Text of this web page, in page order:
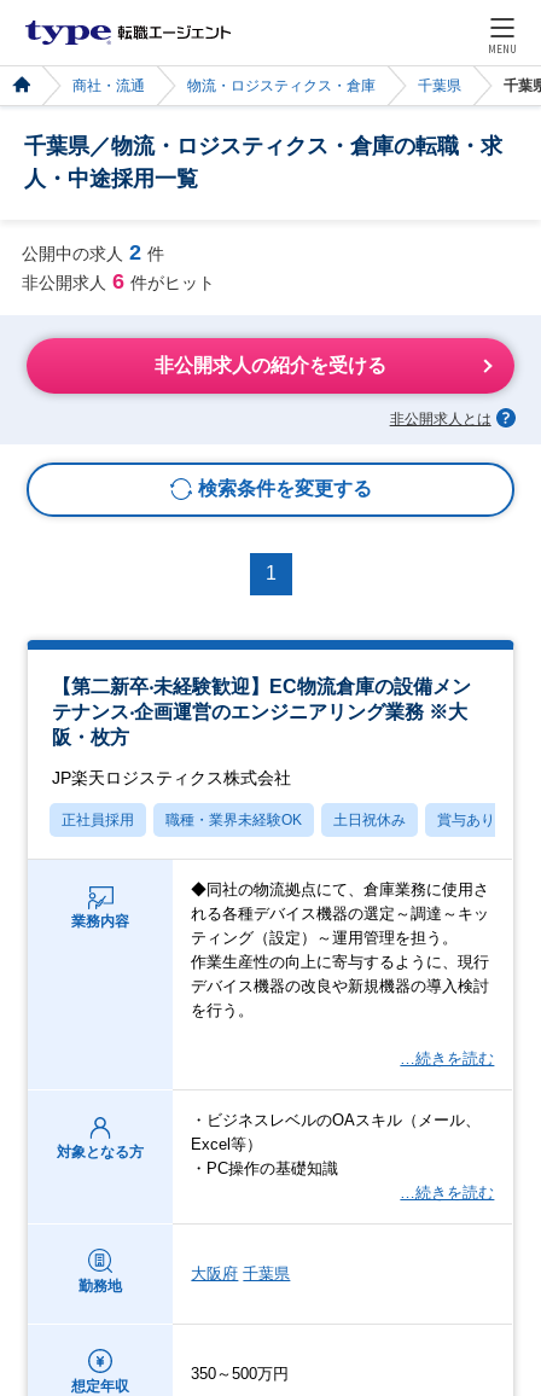
MENU
商社・流通 物流・ロジスティクス・倉庫 千葉県 千葉
千葉県／物流・ロジスティクス・倉庫の転職・求
人・中途採用一覧
公開中の求人 2 件
非公開求人 6 件がヒット
非公開求人の紹介を受ける
非公開求人とは
検索条件を変更する
1
【第二新卒‧未経験歓迎】EC物流倉庫の設備メン
テナンス‧企画運営のエンジニアリング業務 ※大
阪・枚方
JP楽天ロジスティクス株式会社
正社員採用 職種・業界未経験OK 土日祝休み 賞与あり
業務内容
◆同社の物流拠点にて、倉庫業務に使用さ
れる各種デバイス機器の選定～調達～キッ
ティング（設定）～運用管理を担う。
作業生産性の向上に寄与するように、現行
デバイス機器の改良や新規機器の導入検討
を行う。
…続きを読む
対象となる方
・ビジネスレベルのOAスキル（メール、
Excel等）
・PC操作の基礎知識
…続きを読む
勤務地
大阪府 千葉県
想定年収
350～500万円